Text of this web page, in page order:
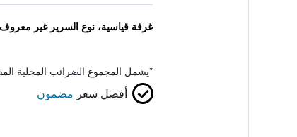
غرفة قياسية، نوع السرير غير معروف
*يشمل المجموع الضرائب المحلية
أفضل سعر مضمون